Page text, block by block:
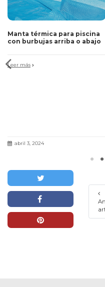
Manta térmica para piscina
con burbujas arriba o abajo
Leer más
abril 3, 2024